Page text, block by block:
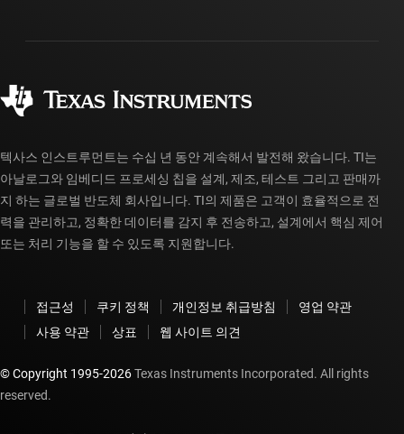
myTI 계정 FAQ
주문 FAQ
텍사스 인스트루먼트는 수십 년 동안 계속해서 발전해 왔습니다. TI는
아날로그와 임베디드 프로세싱 칩을 설계, 제조, 테스트 그리고 판매까
지 하는 글로벌 반도체 회사입니다. TI의 제품은 고객이 효율적으로 전
력을 관리하고, 정확한 데이터를 감지 후 전송하고, 설계에서 핵심 제어
또는 처리 기능을 할 수 있도록 지원합니다.
접근성 쿠키 정책 개인정보 취급방침
영업 약관
사용 약관
상표 웹 사이트 의견
© Copyright 1995-2026Texas Instruments Incorporated. All rights
reserved.